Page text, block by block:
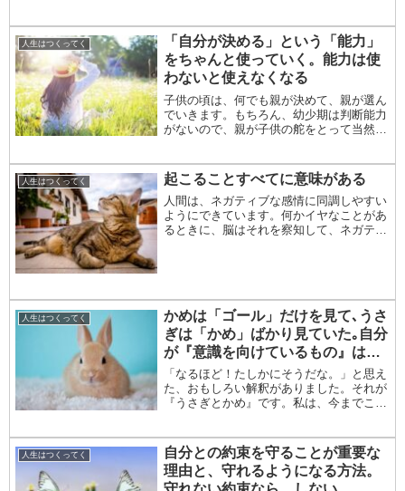
使うことです。お金は、何かに使えば、何
かが...
人生はつくってく
「自分が決める」という「能力」
をちゃんと使っていく。能力は使
わないと使えなくなる
子供の頃は、何でも親が決めて、親が選ん
でいきます。もちろん、幼少期は判断能力
がないので、親が子供の舵をとって当然で
なり、志望校、就職先、下手すると結婚相
手まで、親の...
人生はつくってく 起こることすべてに意味がある
人間は、ネガティブな感情に同調しやすい
ようにできています。何かイヤなことがあ
るときに、脳はそれを察知して、ネガティ
人生はつくってく
かめは「ゴール」だけを見て､うさ
ぎは「かめ」ばかり見ていた｡自分
が『意識を向けているもの』は何
か？
「なるほど！たしかにそうだな。」と思え
た、おもしろい解釈がありました。それが
『うさぎとかめ』です。私は、今までこの
み続けることを、教えてくれているんだな
と思っていま...
人生はつくってく
自分との約束を守ることが重要な
理由と、守れるようになる方法。